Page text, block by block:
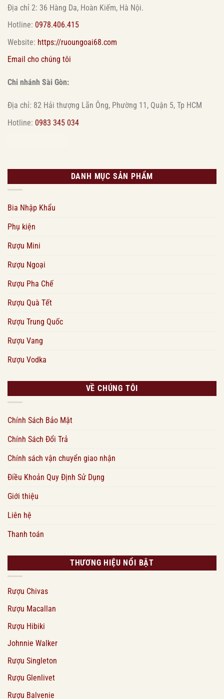
Địa chỉ 2: 36 Hàng Da, Hoàn Kiếm, Hà Nội.
Hotline: 0978.406.415
Website: https://ruoungoai68.com
Email cho chúng tôi
Chi nhánh Sài Gòn:
Địa chỉ: 82 Hải thượng Lãn Ông, Phường 11, Quận 5, Tp HCM
Hotline: 0983 345 034
DANH MỤC SẢN PHẨM
Bia Nhập Khẩu
Phụ kiện
Rượu Mini
Rượu Ngoại
Rượu Pha Chế
Rượu Quà Tết
Rượu Trung Quốc
Rượu Vang
Rượu Vodka
VỀ CHÚNG TÔI
Chính Sách Bảo Mật
Chính Sách Đổi Trả
Chính sách vận chuyển giao nhận
Điều Khoản Quy Định Sử Dụng
Giới thiệu
Liên hệ
Thanh toán
THƯƠNG HIỆU NỔI BẬT
Rượu Chivas
Rượu Macallan
Rượu Hibiki
Johnnie Walker
Rượu Singleton
Rượu Glenlivet
Rượu Balvenie